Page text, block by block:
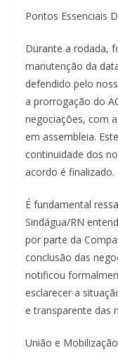
Pontos Essenciais
Durante a rodada,
manutenção da
defendido pelo
a prorrogação do
negociações, com
em assembleia.
continuidade dos
acordo é finalizado.
É fundamental
Sindágua/RN
por parte da
conclusão das
notificou
esclarecer a
e transparente das
União e